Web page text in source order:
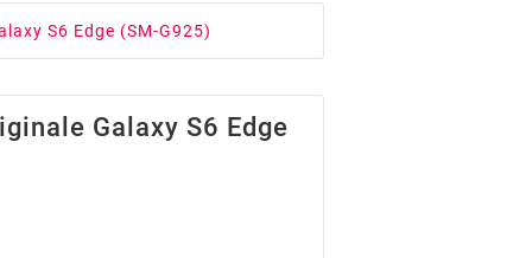
S6 Edge (SM-G925)
Galaxy S6 Edge